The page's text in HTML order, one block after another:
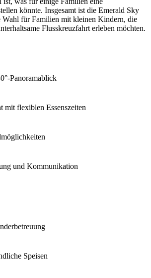
könnte. Insgesamt ist die Emerald Sky
Wahl für Familien mit kleinen Kindern, die
Flusskreuzfahrt erleben möchten.
Panoramablick
mit flexiblen Essenszeiten
und Kommunikation
Speisen